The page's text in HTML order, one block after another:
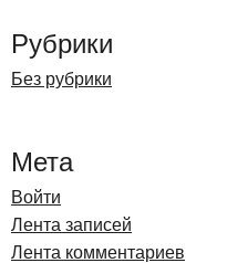
Рубрики
Без рубрики
Мета
Войти
Лента записей
Лента комментариев